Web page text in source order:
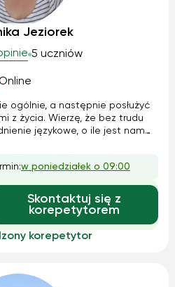
Jeziorek
5 uczniów
ogólnie, a następnie posłużyć
że bez trudu
językowe, o ile jest nam
sposób. Korzystam
ale moją tajną
w poniedziałek o 09:00
Skontaktuj się z
korepetytorem
korepetytor